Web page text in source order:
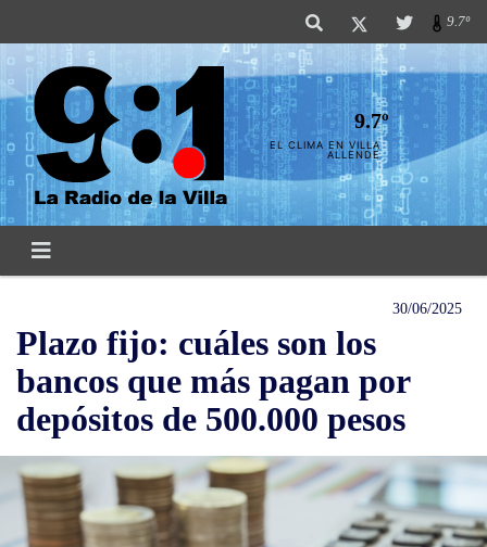
9.7º
9.7º
EL CLIMA EN VILLA
ALLENDE
30/06/2025
Plazo fijo: cuáles son los
bancos que más pagan por
depósitos de 500.000 pesos